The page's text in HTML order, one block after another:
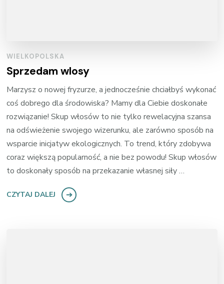
WIELKOPOLSKA
Sprzedam wlosy
Marzysz o nowej fryzurze, a jednocześnie chciałbyś wykonać
coś dobrego dla środowiska? Mamy dla Ciebie doskonałe
rozwiązanie! Skup włosów to nie tylko rewelacyjna szansa
na odświeżenie swojego wizerunku, ale zarówno sposób na
wsparcie inicjatyw ekologicznych. To trend, który zdobywa
coraz większą popularność, a nie bez powodu! Skup włosów
to doskonały sposób na przekazanie własnej siły …
CZYTAJ DALEJ